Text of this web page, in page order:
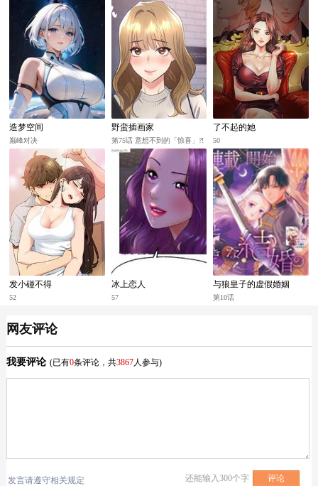
造梦空间
巅峰对决
野蛮插画家
第75话 意想不到的「惊喜」?!
了不起的她
50
发小碰不得
52
冰上恋人
57
与狼皇子的虚假婚姻
第10话
网友评论
我要评论 (已有0条评论，共3867人参与)
发言请遵守相关规定 还能输入300个字